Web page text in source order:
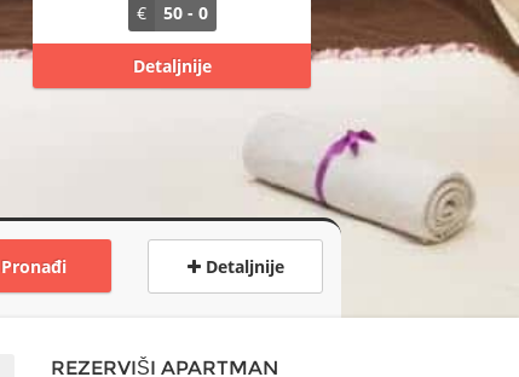
€ 50 - 0
Detaljnije
Pronađi Detaljnije
REZERVIŠI APARTMAN